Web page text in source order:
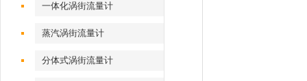
一体化涡街流量计
蒸汽涡街流量计
分体式涡街流量计